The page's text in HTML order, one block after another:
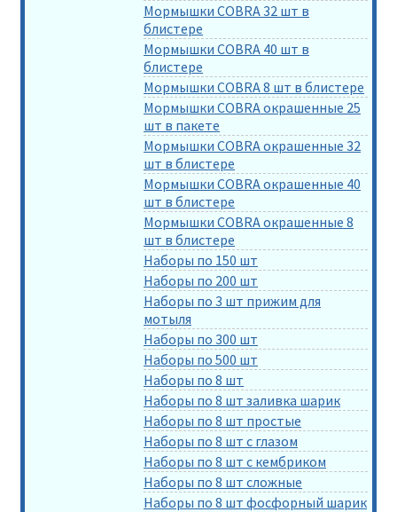
Мормышки COBRA 32 шт в
блистере
Мормышки COBRA 40 шт в
блистере
Мормышки COBRA 8 шт в блистере
Мормышки COBRA окрашенные 25
шт в пакете
Мормышки COBRA окрашенные 32
шт в блистере
Мормышки COBRA окрашенные 40
шт в блистере
Мормышки COBRA окрашенные 8
шт в блистере
Наборы по 150 шт
Наборы по 200 шт
Наборы по 3 шт прижим для
мотыля
Наборы по 300 шт
Наборы по 500 шт
Наборы по 8 шт
Наборы по 8 шт заливка шарик
Наборы по 8 шт простые
Наборы по 8 шт с глазом
Наборы по 8 шт с кембриком
Наборы по 8 шт сложные
Наборы по 8 шт фосфорный шарик